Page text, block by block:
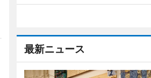
最新ニュース